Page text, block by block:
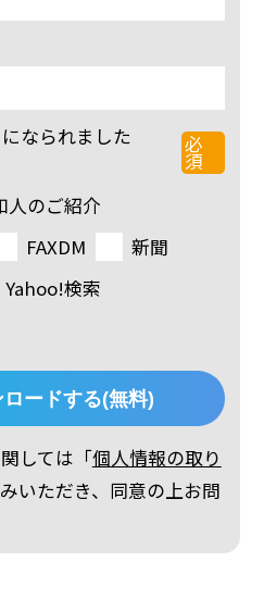
なられました
必
須
人のご紹介
FAXDM
新聞
Yahoo!検索
しては「個人情報の取り
いただき、同意の上お問